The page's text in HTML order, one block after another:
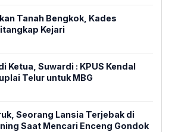
Tanah Bengkok, Kades
Kejari
Ketua, Suwardi : KPUS Kendal
Telur untuk MBG
Seorang Lansia Terjebak di
Saat Mencari Enceng Gondok